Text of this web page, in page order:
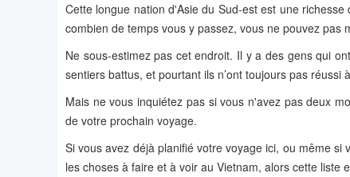
Cette longue nation d'Asie du Sud-est est une
combien de temps vous y passez, vous ne pouvez
Ne sous-estimez pas cet endroit. Il y a des gens qui
sentiers battus, et pourtant ils n’ont toujours pas réussi
Mais ne vous inquiétez pas si vous n'avez pas deux
de votre prochain voyage.
Si vous avez déjà planifié votre voyage ici, ou même
les choses à faire et à voir au Vietnam, alors cette liste